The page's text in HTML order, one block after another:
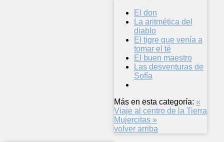
El don
La aritmética del
diablo
El tigre que venía a
tomar el té
El buen maestro
Las desventuras de
Sofía
Más en esta categoría: «
Viaje al centro de la Tierra
Mujercitas »
volver arriba